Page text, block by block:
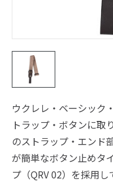
ウクレレ・ベーシック
トラップ・ボタンに取
のストラップ・エンド
が簡単なボタン止めタ
プ（QRV 02）を採用